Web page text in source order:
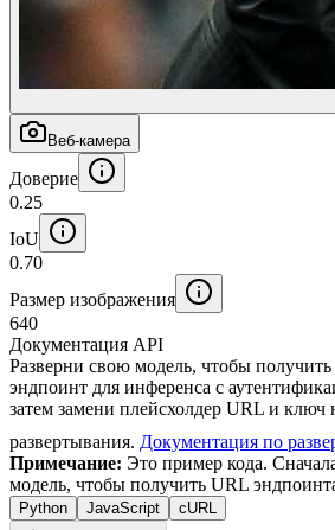
Веб-камера
Доверие
0.25
IoU
0.70
Размер изображения
640
Документация API
Разверни свою модель, чтобы
эндпоинт для инференса с
затем замени плейсхолдер URL и ключ
развертывания. Документация по
Примечание: Это пример кода.
модель, чтобы получить URL
Python JavaScript cURL